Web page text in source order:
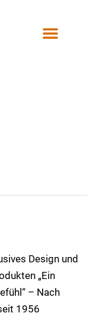
Design und
„Ein
– Nach
1956